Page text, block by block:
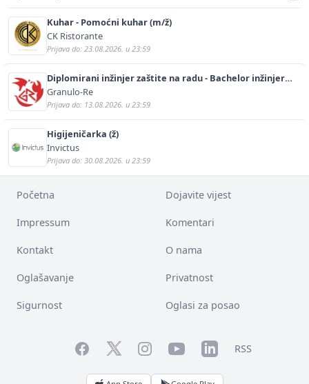
Kuhar - Pomoćni kuhar (m/ž)
CK Ristorante
Prijava do: 23.08.2026. u 23:59
Diplomirani inžinjer zaštite na radu - Bachelor inžinjer
sigurnosti i pomoći (m/ž)
Granulo-Re
Prijava do: 13.08.2026. u 23:59
Higijeničarka (ž)
Invictus
Prijava do: 30.08.2026. u 23:59
Početna Dojavite vijest
Impressum Komentari
Kontakt O nama
Oglašavanje Privatnost
Sigurnost Oglasi za posao
FacebookTwitterInstagramYouTubeLinkedInRSS